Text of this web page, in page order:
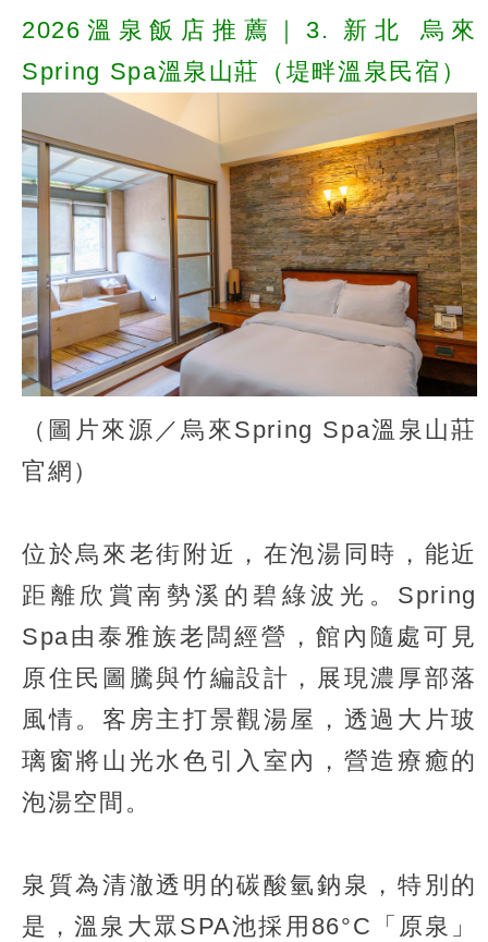
2026溫泉飯店推薦｜3. 新北 烏來
Spring Spa溫泉山莊（堤畔溫泉民宿）
（圖片來源／烏來Spring Spa溫泉山莊
官網）
位於烏來老街附近，在泡湯同時，能近
距離欣賞南勢溪的碧綠波光。Spring
Spa由泰雅族老闆經營，館內隨處可見
原住民圖騰與竹編設計，展現濃厚部落
風情。客房主打景觀湯屋，透過大片玻
璃窗將山光水色引入室內，營造療癒的
泡湯空間。
泉質為清澈透明的碳酸氫鈉泉，特別的
是，溫泉大眾SPA池採用86°C「原泉」